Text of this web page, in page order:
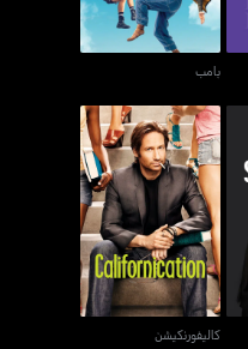
بامب
كاليفورنكيشن
كاليفورنكيشن